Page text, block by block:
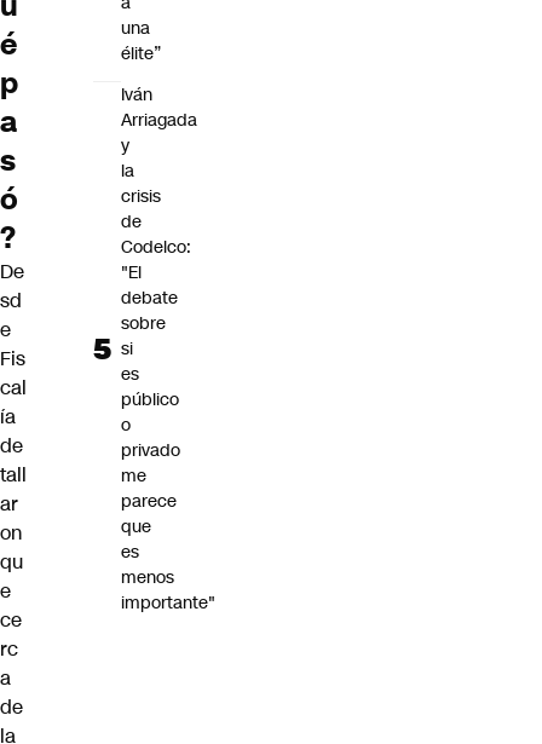
é
p
a
s
ó
?
De
sd
e
Fis
cal
ía
de
tall
ar
on
qu
e
ce
rc
a
de
la
una
élite”
Iván
Arriagada
y
la
crisis
de
Codelco:
"El
debate
sobre
si
es
público
o
privado
me
parece
que
es
menos
importante"